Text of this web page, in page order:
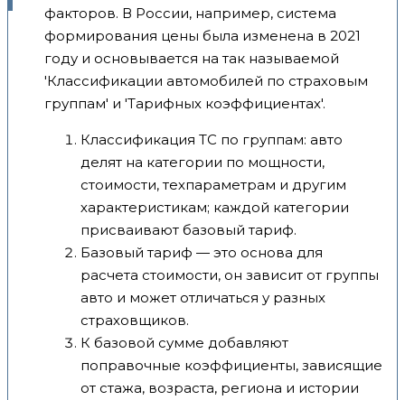
факторов. В России, например, система
формирования цены была изменена в 2021
году и основывается на так называемой
'Классификации автомобилей по страховым
группам' и 'Тарифных коэффициентах'.
Классификация ТС по группам: авто
делят на категории по мощности,
стоимости, техпараметрам и другим
характеристикам; каждой категории
присваивают базовый тариф.
Базовый тариф — это основа для
расчета стоимости, он зависит от группы
авто и может отличаться у разных
страховщиков.
К базовой сумме добавляют
поправочные коэффициенты, зависящие
от стажа, возраста, региона и истории